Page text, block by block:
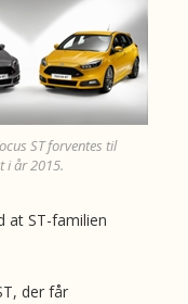
ST forventes til
i år 2015.
at ST-familien
der får